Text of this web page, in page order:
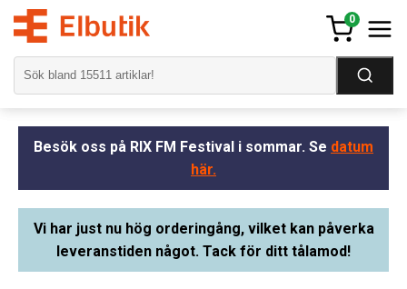
0
Besök oss på RIX FM Festival i sommar. Se datum
här.
Vi har just nu hög orderingång, vilket kan påverka
leveranstiden något. Tack för ditt tålamod!